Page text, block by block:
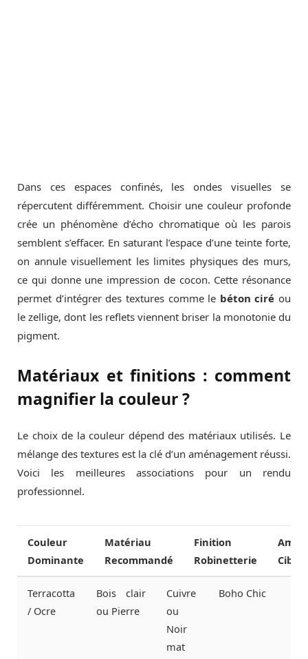
Dans ces espaces confinés, les ondes visuelles se
répercutent différemment. Choisir une couleur profonde
crée un phénomène d’écho chromatique où les parois
semblent s’effacer. En saturant l’espace d’une teinte forte,
on annule visuellement les limites physiques des murs,
ce qui donne une impression de cocon. Cette résonance
permet d’intégrer des textures comme le béton ciré ou
le zellige, dont les reflets viennent briser la monotonie du
pigment.
Matériaux et finitions : comment
magnifier la couleur ?
Le choix de la couleur dépend des matériaux utilisés. Le
mélange des textures est la clé d’un aménagement réussi.
Voici les meilleures associations pour un rendu
professionnel.
Couleur
Dominante
Matériau
Recommandé
Finition
Robinetterie
Ciblée
Terracotta
/ Ocre
Bois clair
ou Pierre
Cuivre
ou
Noir
mat
Boho Chic